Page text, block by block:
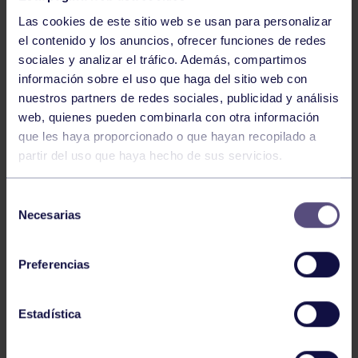
Las cookies de este sitio web se usan para personalizar
el contenido y los anuncios, ofrecer funciones de redes
sociales y analizar el tráfico. Además, compartimos
información sobre el uso que haga del sitio web con
nuestros partners de redes sociales, publicidad y análisis
web, quienes pueden combinarla con otra información
que les haya proporcionado o que hayan recopilado a
partir del uso que haya hecho de sus servicios.
Necesarias
Preferencias
Estadística
Baloncesto
ÚLTIMOS RESULTADOS DE LA SECCIÓN
Baloncesto